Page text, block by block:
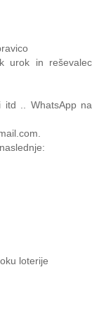
urok in reševalec
itd .. WhatsApp na
loterije